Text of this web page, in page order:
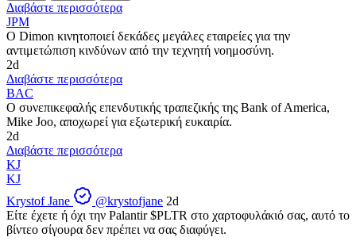
Διαβάστε περισσότερα
JPM
Ο Dimon κινητοποιεί δεκάδες μεγάλες εταιρείες για την
αντιμετώπιση κινδύνων από την τεχνητή νοημοσύνη.
2d
Διαβάστε περισσότερα
BAC
Ο συνεπικεφαλής επενδυτικής τραπεζικής της Bank of America,
Mike Joo, αποχωρεί για εξωτερική ευκαιρία.
2d
Διαβάστε περισσότερα
KJ
KJ
Krystof Jane
@krystofjane 2d
Είτε έχετε ή όχι την Palantir$PLTR στο χαρτοφυλάκιό σας, αυτό το
βίντεο σίγουρα δεν πρέπει να σας διαφύγει.